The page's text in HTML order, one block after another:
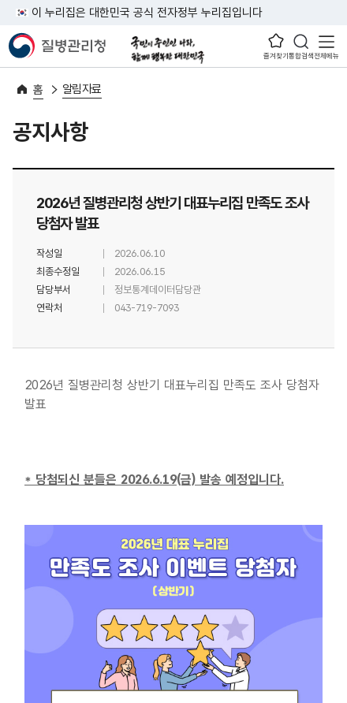
이 누리집은 대한민국 공식 전자정부 누리집입니다
즐겨찾기통합검색전체메뉴
홈 알림자료
공지사항
2026년 질병관리청 상반기 대표누리집 만족도 조사
당첨자 발표
작성일
2026.06.10
최종수정일
2026.06.15
담당부서
정보통계데이터담당관
연락처
043-719-7093
2026년 질병관리청 상반기 대표누리집 만족도 조사 당첨자
발표
* 당첨되신 분들은 2026.6.19(금) 발송 예정입니다.